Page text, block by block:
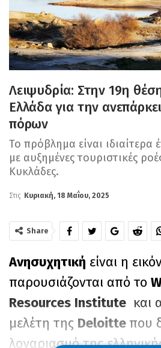
Λειψυδρία: Στην 19η
Ελλάδα για την
πόρων
Το πρόβλημα είναι ιδιαίτερα
με αυξημένες τουριστικές
Κυκλάδες.
Στις Κυριακή, 18 Μαΐου, 2025
Share
Ανησυχητική είναι η
παρουσιάζονται από το
Resources Institute και
μελέτη της Deloitte που
λογαριασμό της